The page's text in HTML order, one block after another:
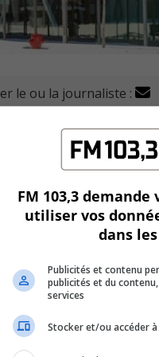
le ou la journaliste :
de
à honorer les « milliers
Varennes, depuis sa
des suggestions
pour
FM 103,3
utiliser vos
dans
Publicités et contenu
publicités et du
services
Stocker et/ou accéder